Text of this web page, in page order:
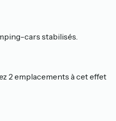
cars stabilisés.
2 emplacements à cet effet